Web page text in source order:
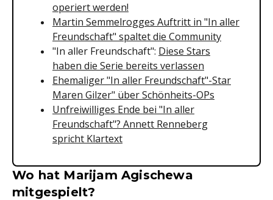
operiert werden!
Martin Semmelrogges Auftritt in "In aller
Freundschaft" spaltet die Community
"In aller Freundschaft": Diese Stars
haben die Serie bereits verlassen
Ehemaliger "In aller Freundschaft"-Star
Maren Gilzer" über Schönheits-OPs
Unfreiwilliges Ende bei "In aller
Freundschaft"? Annett Renneberg
spricht Klartext
Wo hat Marijam Agischewa
mitgespielt?